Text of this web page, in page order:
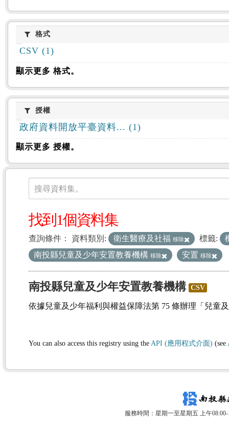
格式格式
CSV (1)
顯示更多 格式。
授權授權
政府資料開放平臺資料... (1)
顯示更多 授權。
資料集
搜尋資料集。
找到1個資料集
查詢條件： 資料類別: 衛生醫療及社福 移除 標籤:
南投縣兒童及少年安置教養機構 移除 安置 移除
南投縣兒童及少年安置教養機構 CSV
依據兒童及少年福利與權益保障法第 75 條辦理「兒童
You can also access this registry using the API (應用程式介面) (see
服務時間：星期一至星期五 上午